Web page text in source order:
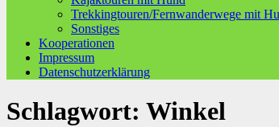
Trekkingtouren/Fernwanderwege mit
Sonstiges
Kooperationen
Impressum
Datenschutzerklärung
Schlagwort: Winkel